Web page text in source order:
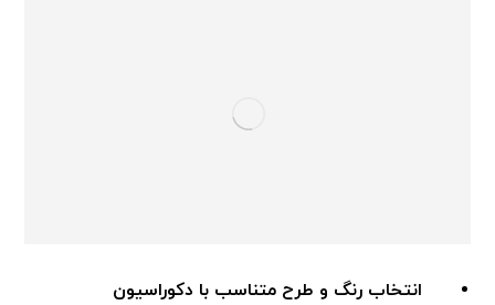
انتخاب رنگ و طرح متناسب با دکوراسیون